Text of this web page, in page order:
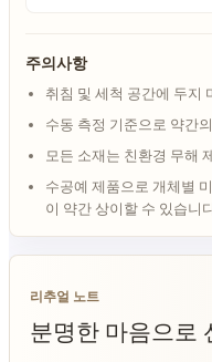
주의사항
취침 및 세척 공간에 두지
수동 측정 기준으로 약간
모든 소재는 친환경 무해
수공예 제품으로 개체별
이 약간 상이할 수 있습니
리추얼 노트
분명한 마음으로